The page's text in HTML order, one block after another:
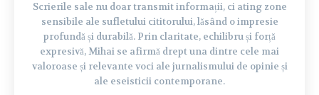
Scrierile sale nu doar transmit informații, ci ating zone
sensibile ale sufletului cititorului, lăsând o impresie
profundă și durabilă. Prin claritate, echilibru și forță
expresivă, Mihai se afirmă drept una dintre cele mai
valoroase și relevante voci ale jurnalismului de opinie și
ale eseisticii contemporane.